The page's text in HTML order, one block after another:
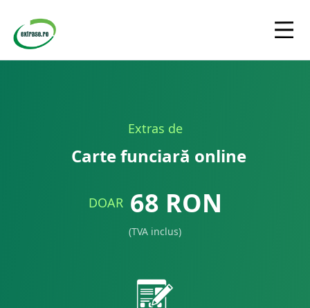
Extras de
Carte funciară online
DOAR 68 RON
(TVA inclus)